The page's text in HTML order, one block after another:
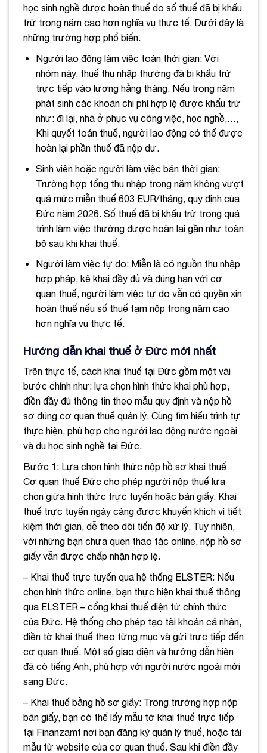
học sinh nghề được hoàn thuế do số thuế đã bị khấu
trừ trong năm cao hơn nghĩa vụ thực tế. Dưới đây là
những trường hợp phổ biến.
Người lao động làm việc toàn thời gian: Với
nhóm này, thuế thu nhập thường đã bị khấu trừ
trực tiếp vào lương hằng tháng. Nếu trong năm
phát sinh các khoản chi phí hợp lệ được khấu trừ
như: đi lại, nhà ở phục vụ công việc, học nghề,…,
Khi quyết toán thuế, người lao động có thể được
hoàn lại phần thuế đã nộp dư.
Sinh viên hoặc người làm việc bán thời gian:
Trường hợp tổng thu nhập trong năm không vượt
quá mức miễn thuế 603 EUR/tháng, quy định của
Đức năm 2026. Số thuế đã bị khấu trừ trong quá
trình làm việc thường được hoàn lại gần như toàn
bộ sau khi khai thuế.
Người làm việc tự do: Miễn là có nguồn thu nhập
hợp pháp, kê khai đầy đủ và đúng hạn với cơ
quan thuế, người làm việc tự do vẫn có quyền xin
hoàn thuế nếu số thuế tạm nộp trong năm cao
hơn nghĩa vụ thực tế.
Hướng dẫn khai thuế ở Đức mới nhất
Trên thực tế, cách khai thuế tại Đức gồm một vài
bước chính như: lựa chọn hình thức khai phù hợp,
điền đầy đủ thông tin theo mẫu quy định và nộp hồ
sơ đúng cơ quan thuế quản lý. Cùng tìm hiểu trình tự
thực hiện, phù hợp cho người lao động nước ngoài
và du học sinh nghề tại Đức.
Bước 1: Lựa chọn hình thức nộp hồ sơ khai thuế
Cơ quan thuế Đức cho phép người nộp thuế lựa
chọn giữa hình thức trực tuyến hoặc bản giấy. Khai
thuế trực tuyến ngày càng được khuyến khích vì tiết
kiệm thời gian, dễ theo dõi tiến độ xử lý. Tuy nhiên,
với những bạn chưa quen thao tác online, nộp hồ sơ
giấy vẫn được chấp nhận hợp lệ.
– Khai thuế trực tuyến qua hệ thống ELSTER: Nếu
chọn hình thức online, bạn thực hiện khai thuế thông
qua ELSTER – cổng khai thuế điện tử chính thức
của Đức. Hệ thống cho phép tạo tài khoản cá nhân,
điền tờ khai thuế theo từng mục và gửi trực tiếp đến
cơ quan thuế. Một số giao diện và hướng dẫn hiện
đã có tiếng Anh, phù hợp với người nước ngoài mới
sang Đức.
– Khai thuế bằng hồ sơ giấy: Trong trường hợp nộp
bản giấy, bạn có thể lấy mẫu tờ khai thuế trực tiếp
tại Finanzamt nơi bạn đăng ký quản lý thuế, hoặc tải
mẫu từ website của cơ quan thuế. Sau khi điền đầy